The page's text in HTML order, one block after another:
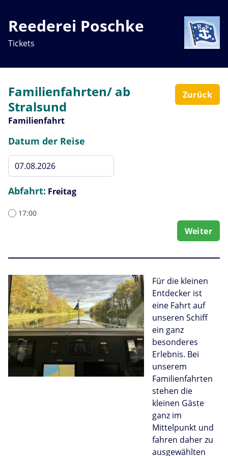
Reederei Poschke
Tickets
Familienfahrten/ ab
Stralsund
Familienfahrt
Zurück
Datum der Reise
Abfahrt: Freitag
17:00
Weiter
Für die kleinen
Entdecker ist
eine Fahrt auf
unseren Schiff
ein ganz
besonderes
Erlebnis. Bei
unserem
Familienfahrten
stehen die
kleinen Gäste
ganz im
Mittelpunkt und
fahren daher zu
ausgewählten